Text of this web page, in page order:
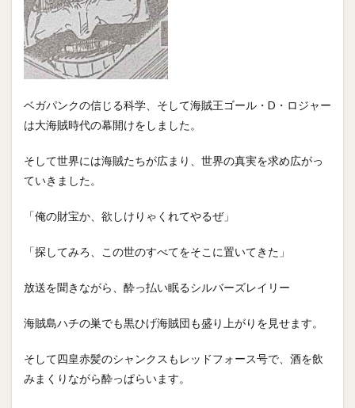
ベガパンクの信じる科学、そして海賊王ゴール・D・ロジャー
は大海賊時代の幕開けをしました。
そして世界には海賊たちが広まり、世界の真実を求め広がっ
ていきました。
「俺の財宝か、欲しけりゃくれてやるぜ」
「探してみろ、この世のすべてをそこに置いてきた」
放送を聞きながら、酔っ払い眠るシルバーズレイリー
海賊島ハチの巣でも黒ひげ海賊団も盛り上がりを見せます。
そして四皇赤髪のシャンクスもレッドフォース号で、酒を飲
みまくりながら酔っぱらいます。